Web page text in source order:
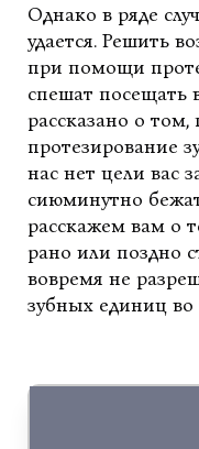
Однако в ряде
удается. Решить
при помощи
спешат посещать
рассказано о том,
протезирование
нас нет цели вас
сиюминутно
расскажем вам о
рано или поздно
вовремя не
зубных единиц во